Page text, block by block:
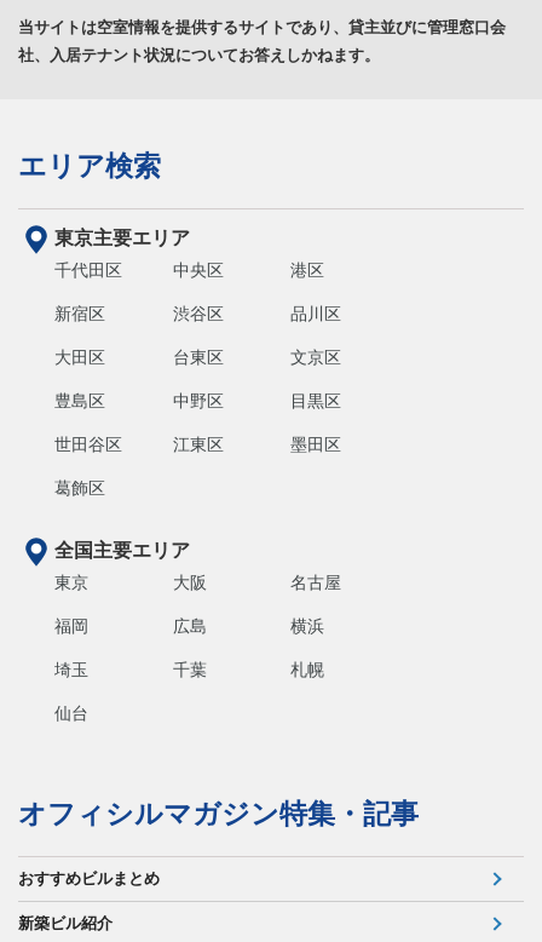
当サイトは空室情報を提供するサイトであり、貸主並びに管理窓口会
社、入居テナント状況についてお答えしかねます。
エリア検索
東京主要エリア
千代田区 中央区 港区
新宿区 渋谷区 品川区
大田区 台東区 文京区
豊島区 中野区 目黒区
世田谷区 江東区 墨田区
葛飾区
全国主要エリア
東京 大阪 名古屋
福岡 広島 横浜
埼玉 千葉 札幌
仙台
オフィシルマガジン特集・記事
おすすめビルまとめ
新築ビル紹介